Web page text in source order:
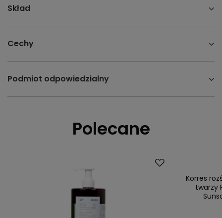
Skład
Cechy
Podmiot odpowiedzialny
Polecane
Nasz
Korres
twarzy